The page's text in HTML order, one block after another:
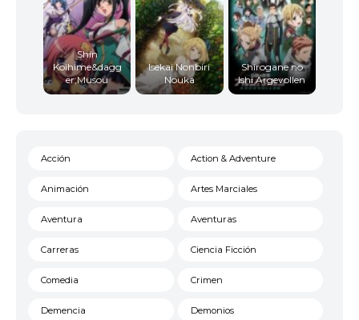
Shin
Koihime&dagg
er;Musou
Isekai Nonbiri
Nouka
Shirogane no
Ishi Argevollen
Acción Action & Adventure
Animación Artes Marciales
Aventura Aventuras
Carreras Ciencia Ficción
Comedia Crimen
Demencia Demonios